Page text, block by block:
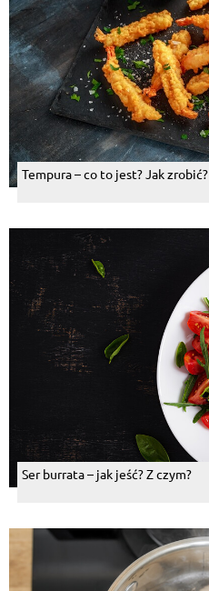
Tempura – co to jest? Jak zrobić?
Ser burrata – jak jeść? Z czym?